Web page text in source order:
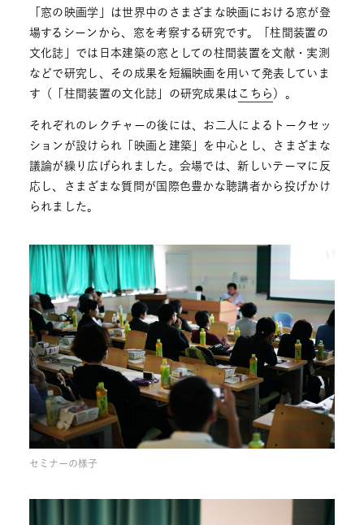
「窓の映画学」は世界中のさまざまな映画における窓が登
場するシーンから、窓を考察する研究です。「柱間装置の
文化誌」では日本建築の窓としての柱間装置を文献・実測
などで研究し、その成果を短編映画を用いて発表していま
す（「柱間装置の文化誌」の研究成果はこちら）。
それぞれのレクチャーの後には、お二人によるトークセッ
ションが設けられ「映画と建築」を中心とし、さまざまな
議論が繰り広げられました。会場では、新しいテーマに反
応し、さまざまな質問が国際色豊かな聴講者から投げかけ
られました。
セミナーの様子